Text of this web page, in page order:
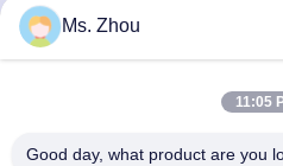
Camino de No.58 Dazhuang,
Ms. Zhou
11:05
Good day, what product are you